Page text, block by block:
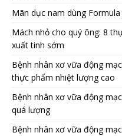
Mãn dục nam dùng
Mách nhỏ cho quý ông: 8
xuất tinh sớm
Bệnh nhân xơ vữa động
thực phẩm nhiệt lượng cao
Bệnh nhân xơ vữa động
quá lượng
Bệnh nhân xơ vữa động